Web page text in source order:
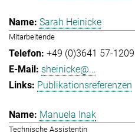
Sarah Heinicke
Mitarbeitende
+49 (0)3641 57-1209
sheinicke@...
Publikationsreferenzen
Manuela Inak
Technische Assistentin